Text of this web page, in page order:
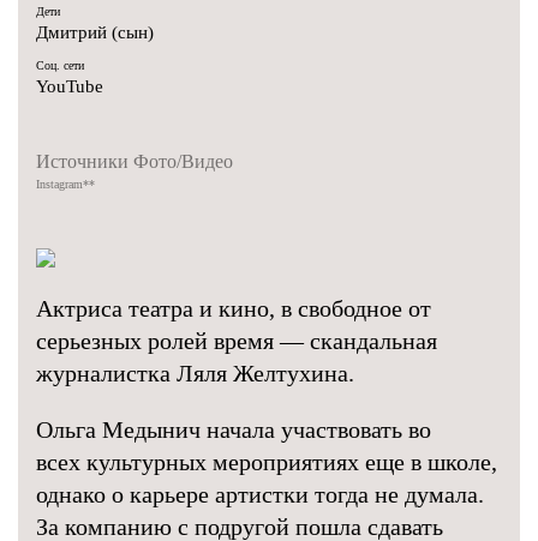
Дети
Дмитрий (сын)
Соц. сети
YouTube
Источники Фото/Видео
Instagram**
Актриса театра и кино, в свободное от
серьезных ролей время — скандальная
журналистка Ляля Желтухина.
Ольга Медынич начала участвовать во
всех культурных мероприятиях еще в школе,
однако о карьере артистки тогда не думала.
За компанию с подругой пошла сдавать